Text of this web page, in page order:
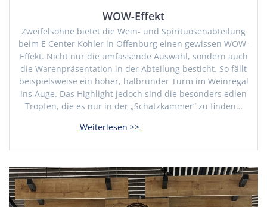
WOW-Effekt
Zweifelsohne bietet die Wein- und Spirituosenabteilung
beim E Center Kohler in Offenburg einen gewissen WOW-
Effekt. Nicht nur die umfassende Auswahl, sondern auch
die Warenpräsentation in der Abteilung besticht. So fällt
beispielsweise ein hoher, halbrunder Turm im Weinregal
ins Auge. Das Highlight jedoch sind die besonders edlen
Tropfen, die es nur in der „Schatzkammer“ zu finden…